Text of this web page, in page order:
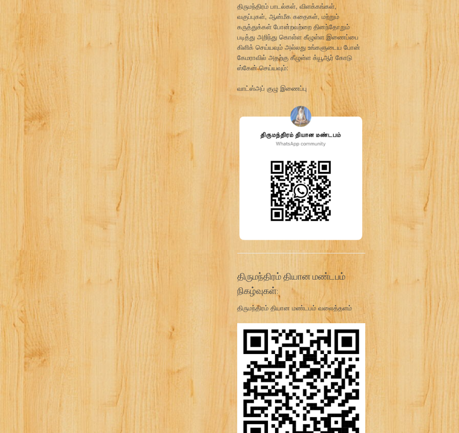
திருமந்திரம் பாடல்கள், விளக்கங்கள்,
வகுப்புகள், ஆன்மீக கதைகள், மற்றும்
கருத்துக்கள் போன்றவற்றை தினந்தோறும்
படித்து அறிந்து கொள்ள கீழுள்ள இணைப்பை
கிளிக் செய்யவும் அல்லது உங்களுடைய போன்
கேமராவில் அதற்கு கீழுள்ள க்யூஆர் கோடு
ஸ்கேன் செய்யவும்:
வாட்ஸ்அப் குழு இணைப்பு
திருமந்திரம் தியான மண்டபம்
நிகழ்வுகள்:
திருமந்திரம் தியான மண்டபம் வலைத்தளம்